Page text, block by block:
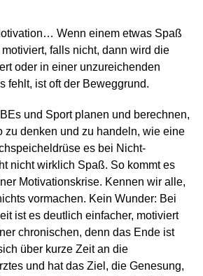
Wenn einem etwas Spaß
falls nicht, dann wird die
oder in einer unzureichenden
fehlt, ist oft der Beweggrund.
und Sport planen und berechnen,
zu denken und zu handeln, wie eine
es bei Nicht-
nicht wirklich Spaß. So kommt es
Motivationskrise. Kennen wir alle,
vormachen. Kein Wunder: Bei
ist es deutlich einfacher, motiviert
chronischen, denn das Ende ist
über kurze Zeit an die
und hat das Ziel, die Genesung,